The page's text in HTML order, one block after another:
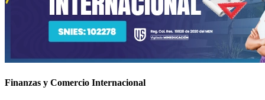
Finanzas y Comercio Internacional